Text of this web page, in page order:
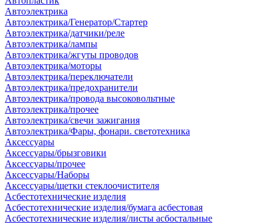
Автоэлектрика
Автоэлектрика/Генератор/Стартер
Автоэлектрика/датчики/реле
Автоэлектрика/лампы
Автоэлектрика/жгуты проводов
Автоэлектрика/моторы
Автоэлектрика/переключатели
Автоэлектрика/предохранители
Автоэлектрика/провода высоковольтные
Автоэлектрика/прочее
Автоэлектрика/свечи зажигания
Автоэлектрика/Фары, фонари. светотехника
Аксессуары
Аксессуары/брызговики
Аксессуары/прочее
Аксессуары/Наборы
Аксессуары/щетки стеклоочистителя
Асбестотехнические изделия
Асбестотехнические изделия/бумага асбестовая
Асбестотехнические изделия/листы асбостальные